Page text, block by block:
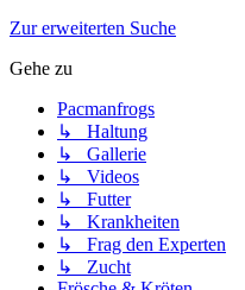
Zur erweiterten Suche
Gehe zu
Pacmanfrogs
↳ Haltung
↳ Gallerie
↳ Videos
↳ Futter
↳ Krankheiten
↳ Frag den Experten
↳ Zucht